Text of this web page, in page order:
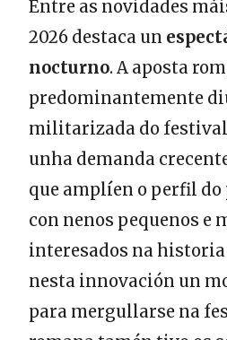
Entre as novidades
2026 destaca un
nocturno. A aposta
predominantemente
militarizada do festival
unha demanda
que amplíen o perfil
con nenos pequenos e
interesados na
nesta innovación un
para mergullarse na